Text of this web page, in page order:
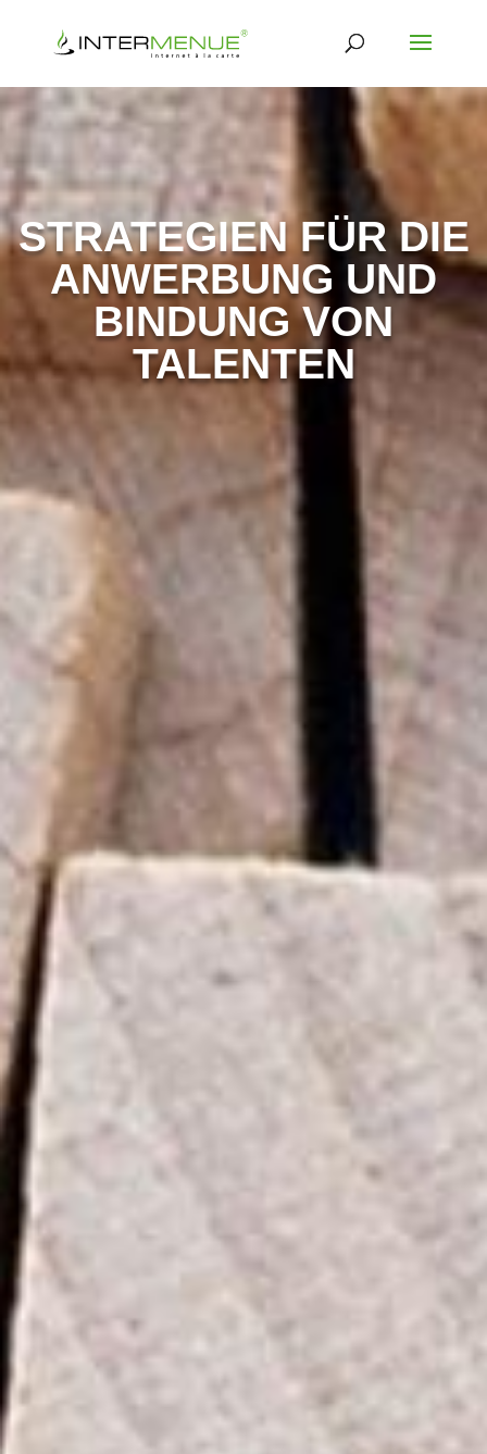
STRATEGIEN FÜR DIE
ANWERBUNG UND
BINDUNG VON
TALENTEN